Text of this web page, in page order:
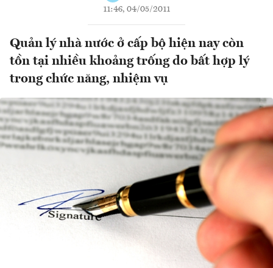
11:46, 04/05/2011
Quản lý nhà nước ở cấp bộ hiện nay còn
tồn tại nhiều khoảng trống do bất hợp lý
trong chức năng, nhiệm vụ